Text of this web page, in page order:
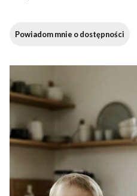
Powiadom mnie o dostępności